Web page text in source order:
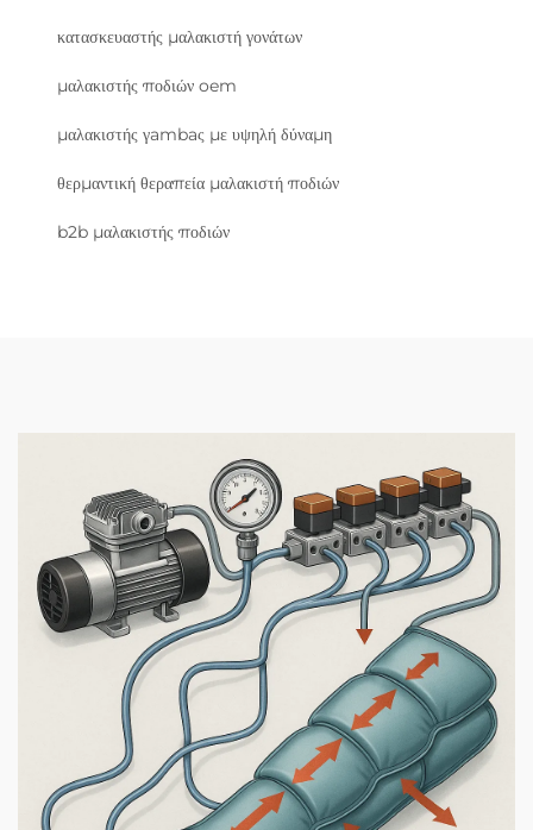
κατασκευαστής μαλακιστή γονάτων
μαλακιστής ποδιών oem
μαλακιστής γambaς με υψηλή δύναμη
θερμαντική θεραπεία μαλακιστή ποδιών
b2b μαλακιστής ποδιών